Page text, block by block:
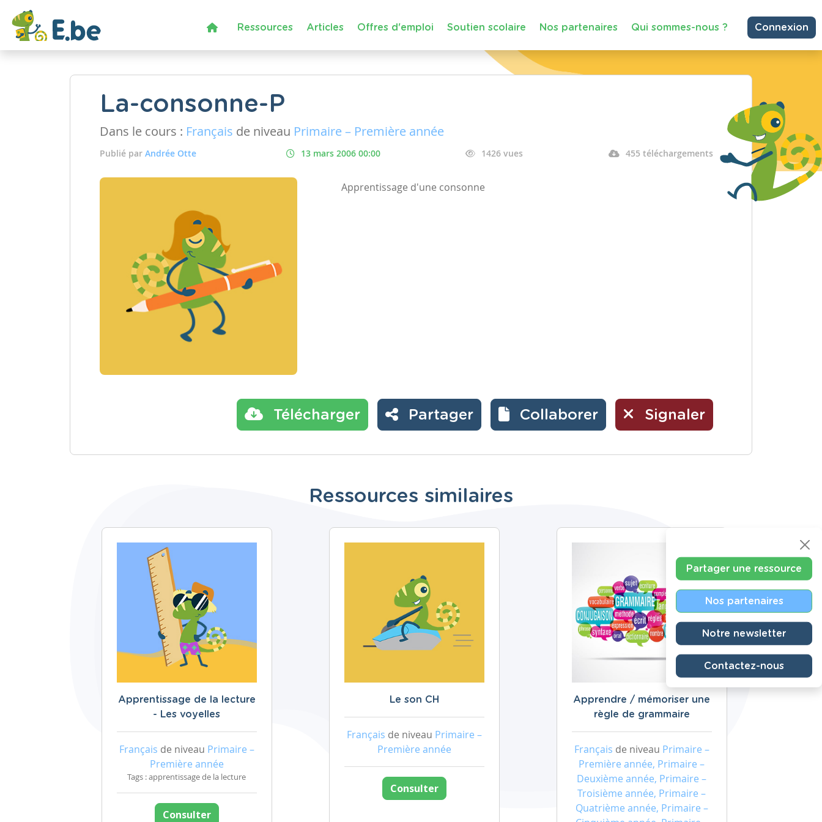
Ressources Articles Offres d'emploi Soutien scolaire Nos partenaires Qui sommes-nous ? Connexion
La-consonne-P
Dans le cours : Français de niveau Primaire – Première année
Publié par Andrée Otte 13 mars 2006 00:00 1426 vues 455 téléchargements
Apprentissage d'une consonne
Télécharger Partager Collaborer Signaler
Ressources similaires
Apprentissage de la lecture
- Les voyelles
Français de niveau Primaire –
Première année
Tags : apprentissage de la lecture
Consulter
Le son CH
Français de niveau Primaire –
Première année
Consulter
Apprendre / mémoriser une
règle de grammaire
Français de niveau Primaire –
Première année, Primaire –
Deuxième année, Primaire –
Troisième année, Primaire –
Quatrième année, Primaire –
Partager une ressource
Nos partenaires
Notre newsletter
Contactez-nous